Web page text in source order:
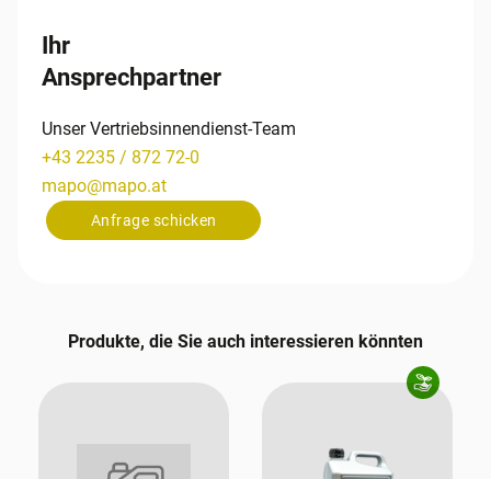
Ihr
Ansprechpartner
Unser Vertriebsinnendienst-Team
+43 2235 / 872 72-0
mapo@mapo.at
Anfrage schicken
Produkte, die Sie auch interessieren könnten